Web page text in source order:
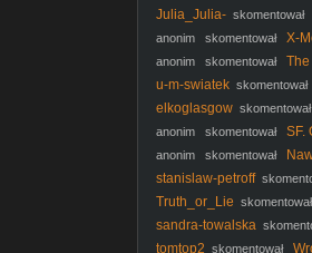
Julia_Julia- skomentował
2012. Lektor.pl
anonim skomentował
X-
Ostatni. bastion. 2006.
anonim skomentował
u-m-swiatek skomentował
elkoglasgow skomentował
PL] - Cypher
anonim skomentował SF.
anonim skomentował
stanislaw-petroff
Truth_or_Lie skomentował
sandra-towalska
tomtop2 skomentował